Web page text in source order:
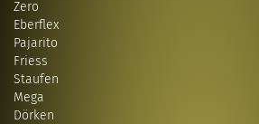
Zero
Eberflex
Pajarito
Friess
Staufen
Mega
Dörken